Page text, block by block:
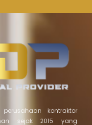
kontraktor
sejak 2015 yang